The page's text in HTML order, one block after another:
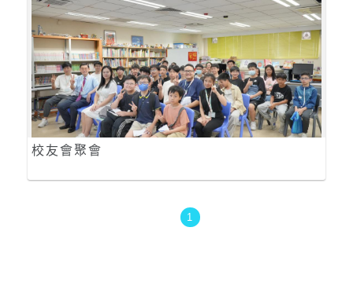
校友會聚會
1